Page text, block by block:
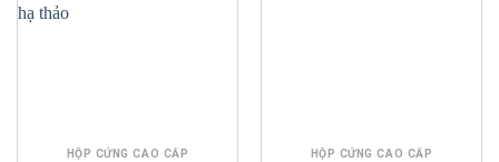
HỘP CỨNG CAO CẤP HỘP CỨNG CAO CẤP